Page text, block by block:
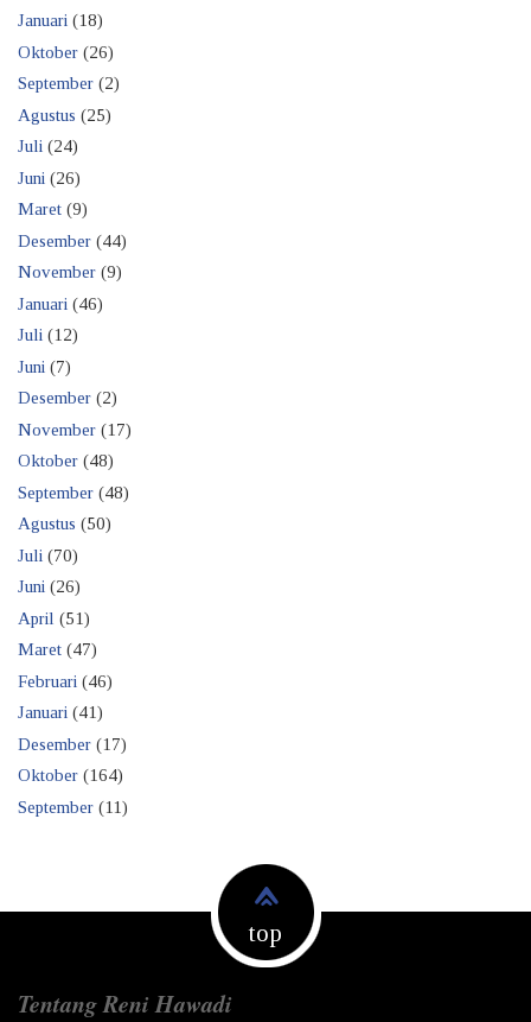
Januari (18)
Oktober (26)
September (2)
Agustus (25)
Juli (24)
Juni (26)
Maret (9)
Desember (44)
November (9)
Januari (46)
Juli (12)
Juni (7)
Desember (2)
November (17)
Oktober (48)
September (48)
Agustus (50)
Juli (70)
Juni (26)
April (51)
Maret (47)
Februari (46)
Januari (41)
Desember (17)
Oktober (164)
September (11)
top
Tentang Reni Hawadi